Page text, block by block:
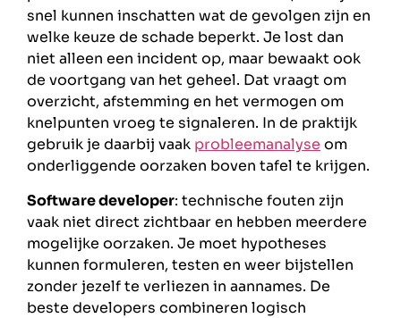
snel kunnen inschatten wat de gevolgen zijn en
welke keuze de schade beperkt. Je lost dan
niet alleen een incident op, maar bewaakt ook
de voortgang van het geheel. Dat vraagt om
overzicht, afstemming en het vermogen om
knelpunten vroeg te signaleren. In de praktijk
gebruik je daarbij vaak probleemanalyse om
onderliggende oorzaken boven tafel te krijgen.
Software developer: technische fouten zijn
vaak niet direct zichtbaar en hebben meerdere
mogelijke oorzaken. Je moet hypotheses
kunnen formuleren, testen en weer bijstellen
zonder jezelf te verliezen in aannames. De
beste developers combineren logisch